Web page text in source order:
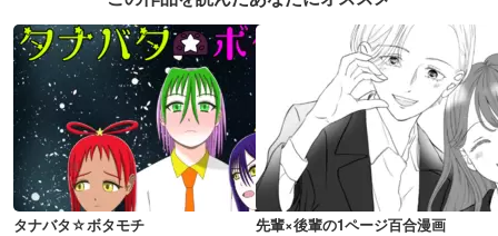
タナバタ☆ボタモチ 先輩×後輩の1ページ百合漫画